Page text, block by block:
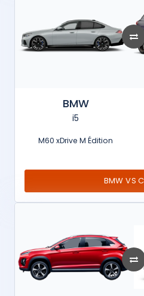
BMW
i5
M60 xDrive M Édition
BMW VS